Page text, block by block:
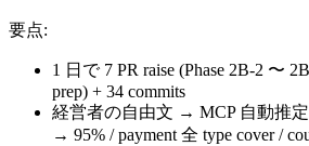
要点:
1 日で 7 PR raise (Phase 2B-2 〜
prep) + 34 commits
経営者の自由文 → MCP 自動推定
→ 95% / payment 全 type cover /